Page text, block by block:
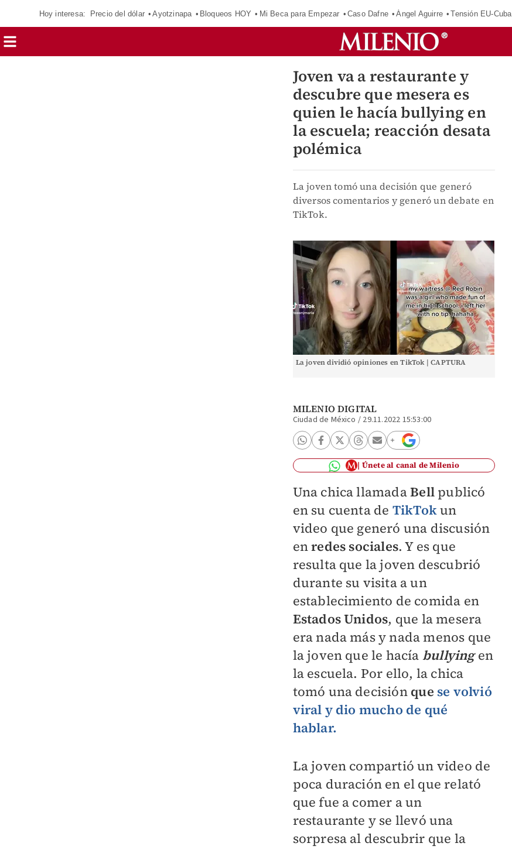
Hoy interesa: Precio del dólar Ayotzinapa Bloqueos HOY Mi Beca para Empezar Caso Dafne Ángel Aguirre Tensión EU-Cuba
Joven va a restaurante y
descubre que mesera es
quien le hacía bullying en
la escuela; reacción desata
polémica
La joven tomó una decisión que generó
diversos comentarios y generó un debate en
TikTok.
La joven dividió opiniones en TikTok | CAPTURA
MILENIO DIGITAL
Ciudad de México / 29.11.2022 15:53:00
Únete al canal de Milenio
Una chica llamadaBellpublicó
en su cuenta de TikTokun
video que generó una discusión
enredes sociales. Y es que
resulta que la joven descubrió
durante su visita a un
establecimiento de comida en
Estados Unidos, que la mesera
era nada más y nada menos que
la joven que le hacía bullyingen
la escuela. Por ello, la chica
tomó una decisión que se volvió
viral y dio mucho de qué
hablar.
La joven compartió un video de
poca duración en el que relató
que fue a comer a un
restaurante y se llevó una
sorpresa al descubrir que la